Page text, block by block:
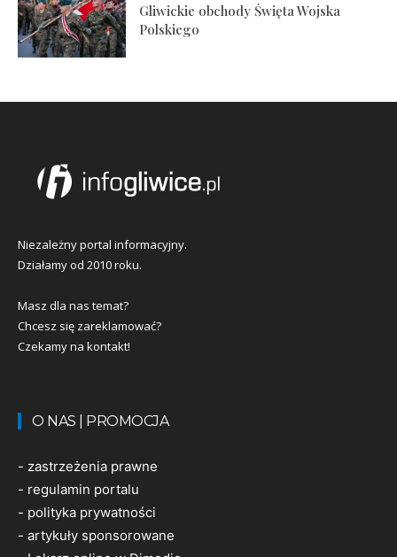
Gliwickie obchody Święta Wojska
Polskiego
Niezależny portal informacyjny.
Działamy od 2010 roku.
Masz dla nas temat?
Chcesz się zareklamować?
Czekamy na kontakt!
O NAS | PROMOCJA
- zastrzeżenia prawne
- regulamin portalu
- polityka prywatności
- artykuły sponsorowane